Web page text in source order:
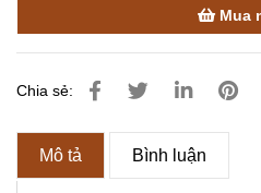
Mua
Chia sẻ:
Mô tả Bình luận